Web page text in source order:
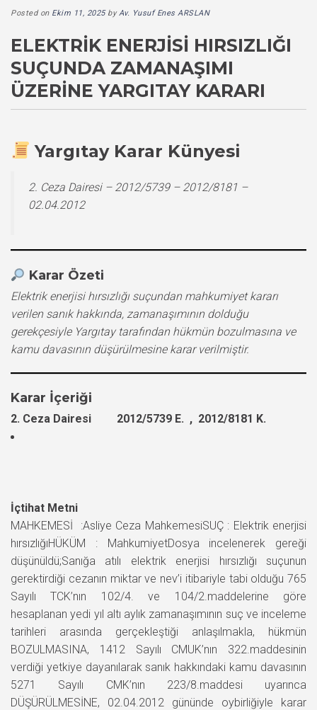
Posted on Ekim 11, 2025byAv. Yusuf Enes ARSLAN
ELEKTRIK ENERJISI HIRSIZLIĞI
SUÇUNDA ZAMANAŞIMI
ÜZERINE YARGITAY KARARI
Yargıtay Karar Künyesi
2. Ceza Dairesi – 2012/5739 – 2012/8181 –
02.04.2012
Karar Özeti
Elektrik enerjisi hırsızlığı suçundan mahkumiyet kararı
verilen sanık hakkında, zamanaşımının dolduğu
gerekçesiyle Yargıtay tarafından hükmün bozulmasına ve
kamu davasının düşürülmesine karar verilmiştir.
Karar İçeriği
2. Ceza Dairesi 2012/5739 E. , 2012/8181 K.
İçtihat Metni
MAHKEMESİ :Asliye Ceza MahkemesiSUÇ : Elektrik enerjisi
hırsızlığıHÜKÜM : MahkumiyetDosya incelenerek gereği
düşünüldü;Sanığa atılı elektrik enerjisi hırsızlığı suçunun
gerektirdiği cezanın miktar ve nev’i itibariyle tabi olduğu 765
Sayılı TCK’nın 102/4. ve 104/2.maddelerine göre
hesaplanan yedi yıl altı aylık zamanaşımının suç ve inceleme
tarihleri arasında gerçekleştiği anlaşılmakla, hükmün
BOZULMASINA, 1412 Sayılı CMUK’nın 322.maddesinin
verdiği yetkiye dayanılarak sanık hakkındaki kamu davasının
5271 Sayılı CMK’nın 223/8.maddesi uyarınca
DÜŞÜRÜLMESİNE, 02.04.2012 gününde oybirliğiyle karar